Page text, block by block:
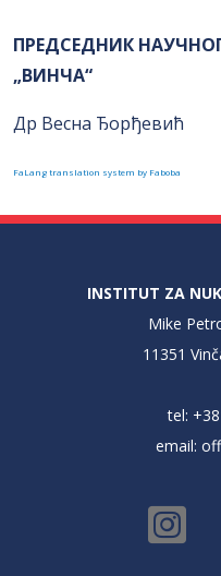
ПРЕДСЕДНИК
„ВИНЧА“
Др Весна Ђорђевић
FaLang translation system by Faboba
INSTITUT ZA
Mike
11351
tel:
email: